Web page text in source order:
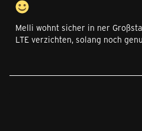
Melli wohnt sicher in ner
LTE verzichten, solang noch